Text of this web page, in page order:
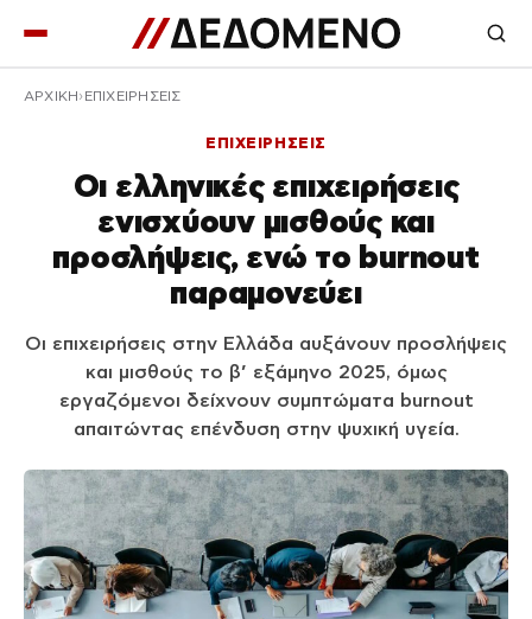
ΑΡΧΙΚΉ ΕΠΙΧΕΙΡΗΣΕΙΣ
ΕΠΙΧΕΙΡΗΣΕΙΣ
Οι ελληνικές επιχειρήσεις
ενισχύουν μισθούς και
προσλήψεις, ενώ το burnout
παραμονεύει
Οι επιχειρήσεις στην Ελλάδα αυξάνουν προσλήψεις
και μισθούς το β’ εξάμηνο 2025, όμως
εργαζόμενοι δείχνουν συμπτώματα burnout
απαιτώντας επένδυση στην ψυχική υγεία.